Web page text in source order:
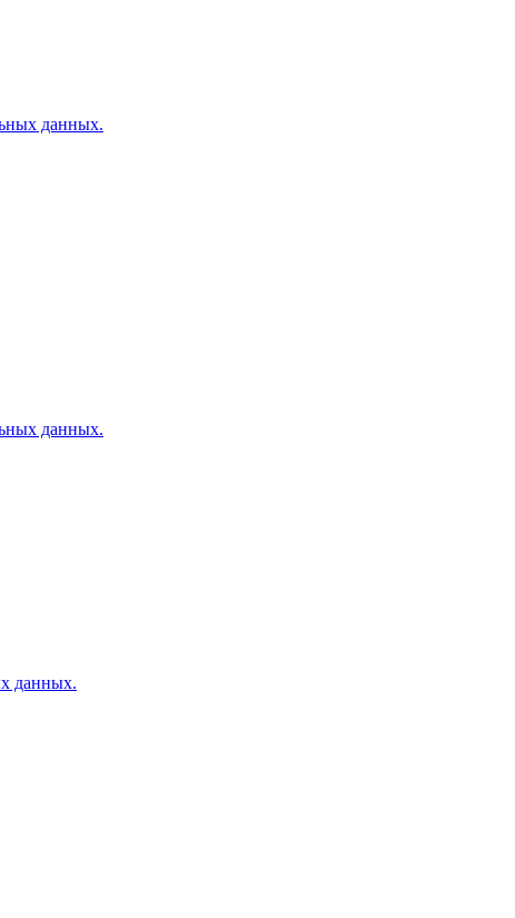
данных.
данных.
данных.